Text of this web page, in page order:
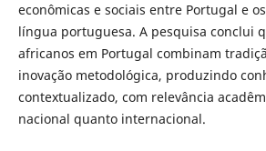
econômicas e sociais entre Portugal e
língua portuguesa. A pesquisa conclui
africanos em Portugal combinam
inovação metodológica, produzindo
contextualizado, com relevância
nacional quanto internacional.